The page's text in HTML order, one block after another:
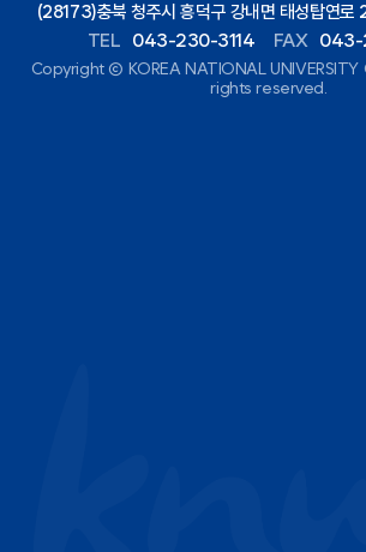
(28173)충북 청주시 흥덕구 강내면 태성탑연로
TEL 043-230-3114 FAX
Copyright ⓒ KOREA NATIONAL UNIVERSITY
rights reserved.